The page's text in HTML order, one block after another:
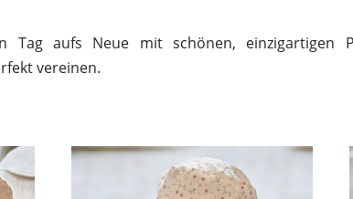
Tag aufs Neue mit schönen, einzigartigen
vereinen.